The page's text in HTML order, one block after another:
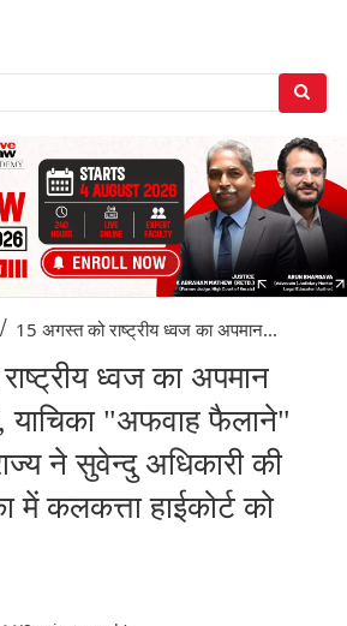
/ 15 अगस्त को राष्ट्रीय ध्वज का अपमान...
ध्वज का अपमान
याचिका "अफवाह फैलाने"
ने सुवेन्दु अधिकारी की
में कलकत्ता हाईकोर्ट को